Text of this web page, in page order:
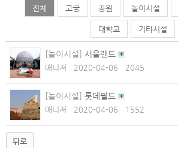
전체 고궁 공원 놀이시설
대학교 기타시설
[놀이시설] 서울랜드
매니저 2020-04-06 2045
[놀이시설] 롯데월드
매니저 2020-04-06 1552
뒤로